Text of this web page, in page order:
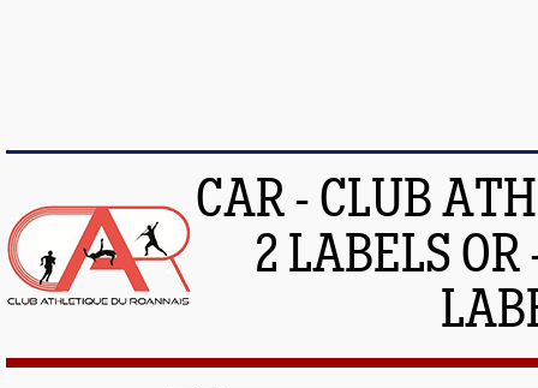
CAR - CLUB
2 LABELS